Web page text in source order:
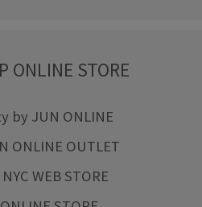
ONLINE STORE
by JUN ONLINE
ONLINE OUTLET
WEB STORE